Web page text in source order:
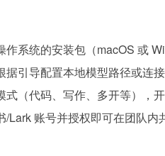
系统的安装包（macOS 或
引导配置本地模型路径或连接
（代码、写作、多开等），开
Lark 账号并授权即可在团队内